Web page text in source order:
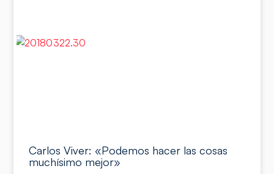
Carlos Viver: «Podemos hacer las cosas
muchísimo mejor»